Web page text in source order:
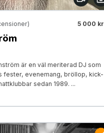
5 000 kr
är en väl meriterad DJ som
fester, evenemang, bröllop, kick-
sedan 1989. ...